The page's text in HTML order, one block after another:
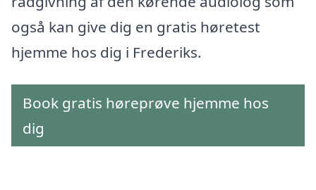
også kan give dig en gratis høretest
hjemme hos dig i Frederiks.
Book gratis høreprøve hjemme hos
dig